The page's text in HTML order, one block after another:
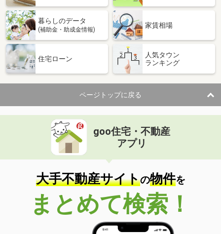
暮らしのデータ
(補助金・助成金情報)
家賃相場
住宅ローン
人気タウン
ランキング
ページトップに戻る
goo住宅・不動産
アプリ
大手不動産サイトの物件を
まとめて検索！